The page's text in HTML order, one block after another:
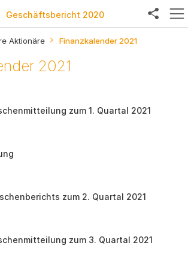
Geschäftsbericht 2020
Twitter
Aktionäre Finanzkalender 2021
2021
zum 1. Quartal 2021
zum 2. Quartal 2021
zum 3. Quartal 2021